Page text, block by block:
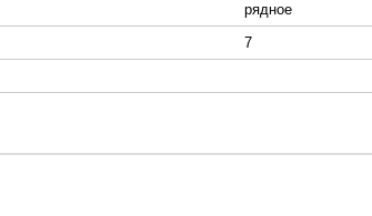
рядное
7